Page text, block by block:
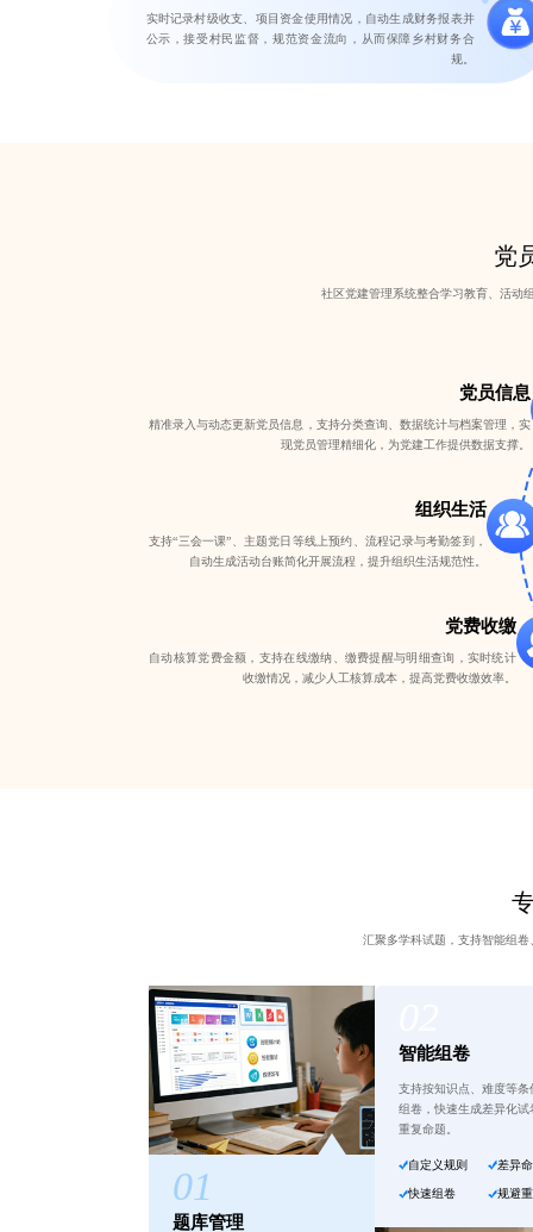
实时记录村级收支、项目资金使用情况，自动生成财务报表并
公示，接受村民监督，规范资金流向，从而保障乡村财务合
规。
党
社区党建管理系统整合学习教育、活动
党员信息
精准录入与动态更新党员信息，支持分类查询、数据统计与档案管理，实
现党员管理精细化，为党建工作提供数据支撑。
组织生活
支持“三会一课”、主题党日等线上预约、流程记录与考勤签到，
自动生成活动台账简化开展流程，提升组织生活规范性。
党费收缴
自动核算党费金额，支持在线缴纳、缴费提醒与明细查询，实时统计
收缴情况，减少人工核算成本，提高党费收缴效率。
汇聚多学科试题，支持智能组
题库管理
智能组卷
支持按知识点、难度等条
组卷，快速生成差异化试
重复命题。
自定义规则 差异
快速组卷 规避